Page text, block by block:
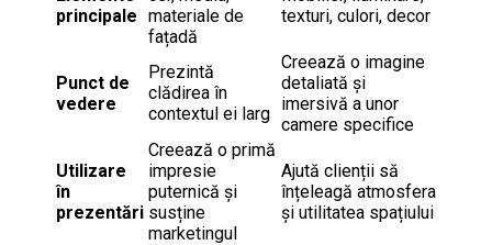
principale materiale de
fațadă
texturi, culori, decor
Punct de
vedere
Prezintă
clădirea în
contextul ei larg
Creează o imagine
detaliată și
imersivă a unor
camere specifice
Utilizare
în
prezentări
Creează o primă
impresie
puternică și
susține
marketingul
Ajută clienții să
înțeleagă atmosfera
și utilitatea spațiului